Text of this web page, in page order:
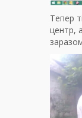
Тепер
центр,